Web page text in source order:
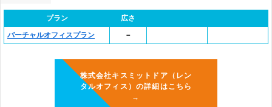
プラン
広さ
バーチャルオフィスプラン
－
株式会社キスミットドア（レン
タルオフィス）の詳細はこちら
→